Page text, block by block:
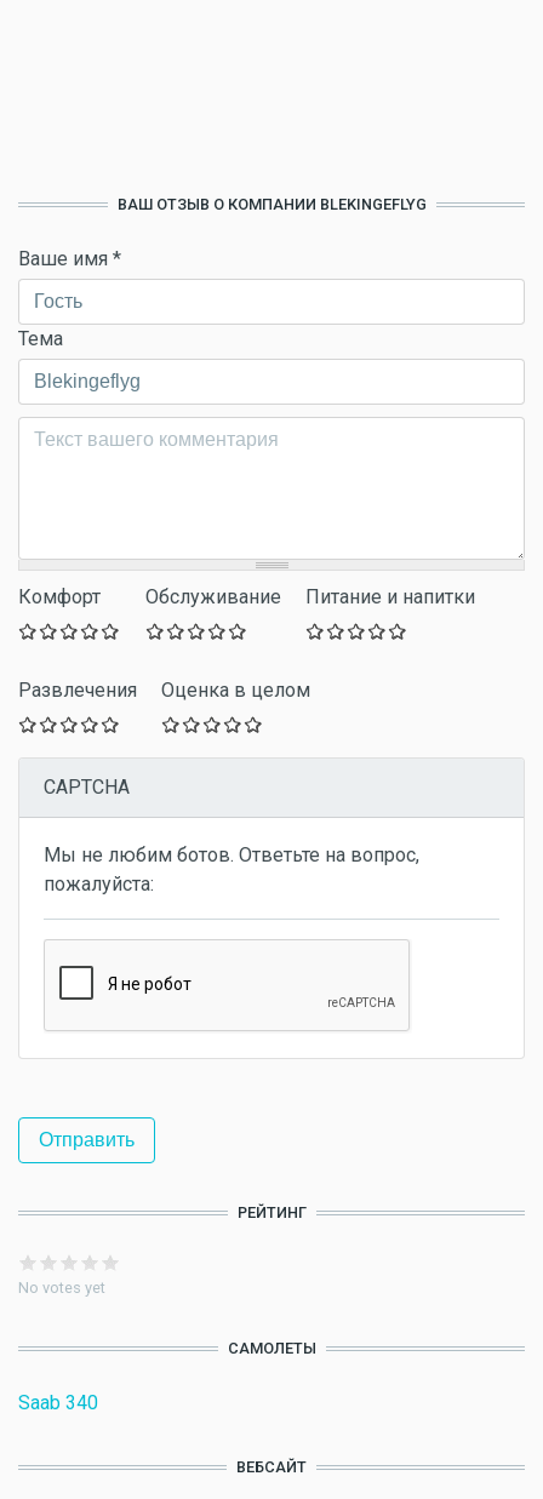
ВАШ ОТЗЫВ О КОМПАНИИ BLEKINGEFLYG
Ваше имя *
Тема
Комментарий*
Комфорт Обслуживание Питание и напитки
Развлечения Оценка в целом
CAPTCHA
Мы не любим ботов. Ответьте на вопрос,
пожалуйста:
РЕЙТИНГ
No votes yet
САМОЛЕТЫ
Saab 340
ВЕБСАЙТ